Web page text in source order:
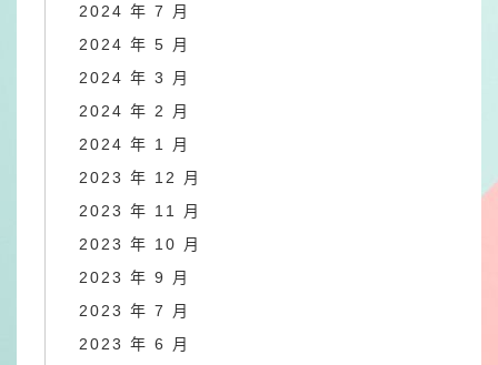
2024 年 7 月
2024 年 5 月
2024 年 3 月
2024 年 2 月
2024 年 1 月
2023 年 12 月
2023 年 11 月
2023 年 10 月
2023 年 9 月
2023 年 7 月
2023 年 6 月